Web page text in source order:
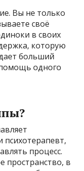
Вы не только
своё
в своих
которую
больший
одного
психотерапевт,
процесс.
пространство, в